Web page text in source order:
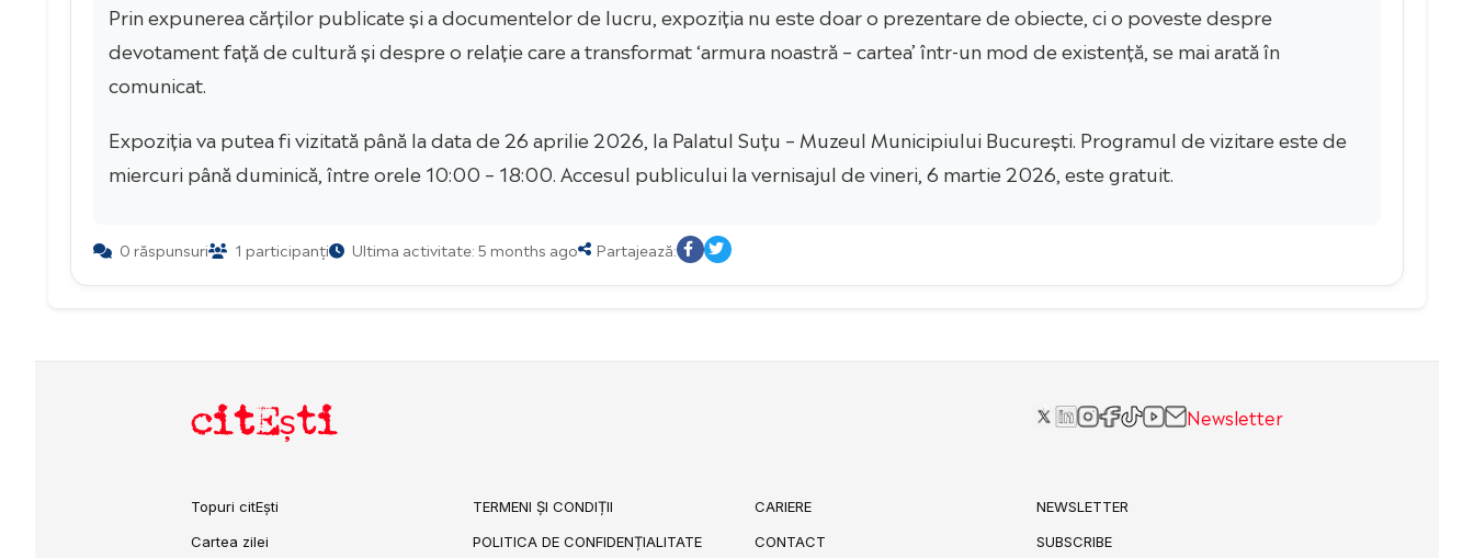
Prin expunerea cărților publicate și a documentelor de lucru, expoziția nu este doar o prezentare de obiecte, ci o poveste despre
devotament față de cultură și despre o relație care a transformat ‘armura noastră – cartea’ într-un mod de existență, se mai arată în
comunicat.
Expoziția va putea fi vizitată până la data de 26 aprilie 2026, la Palatul Suțu – Muzeul Municipiului București. Programul de vizitare este de
miercuri până duminică, între orele 10:00 – 18:00. Accesul publicului la vernisajul de vineri, 6 martie 2026, este gratuit.
0 răspunsuri 1 participanți Ultima activitate: 5 months ago Partajează:
citEști Newsletter
Topuri citEști
Cartea zilei
TERMENI ȘI CONDIȚII
POLITICA DE CONFIDENȚIALITATE
CARIERE
CONTACT
NEWSLETTER
SUBSCRIBE